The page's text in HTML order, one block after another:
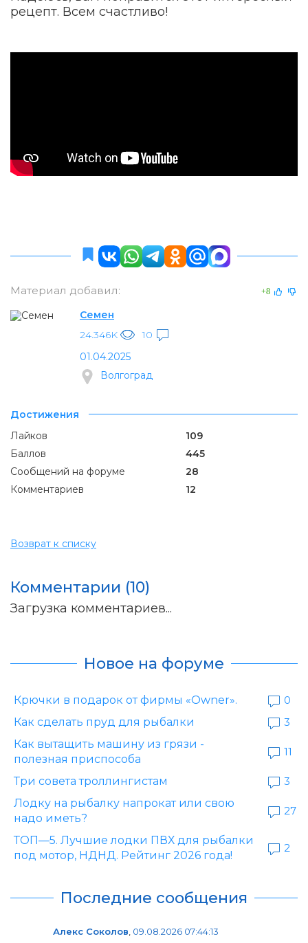
рецепт. Всем счастливо!
Материал добавил: +8
Семен
24.346K
10
01.04.2025
Волгоград
Достижения
Лайков
109
Баллов
445
Сообщений на форуме
28
Комментариев
12
Возврат к списку
Комментарии (10)
Загрузка комментариев...
Новое на форуме
Крючки в подарок от фирмы «Owner».
0
Как сделать пруд для рыбалки
3
Как вытащить машину из грязи -
полезная приспособа
11
Три совета троллингистам
3
Лодку на рыбалку напрокат или свою
надо иметь?
27
ТОП—5. Лучшие лодки ПВХ для рыбалки
под мотор, НДНД. Рейтинг 2026 года!
2
Последние сообщения
Алекс Соколов 09.08.2026 07:44:13